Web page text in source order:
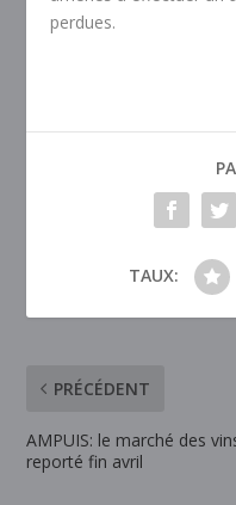
perdues.
TAUX:
PRÉCÉDENT
AMPUIS: le marché des
reporté fin avril